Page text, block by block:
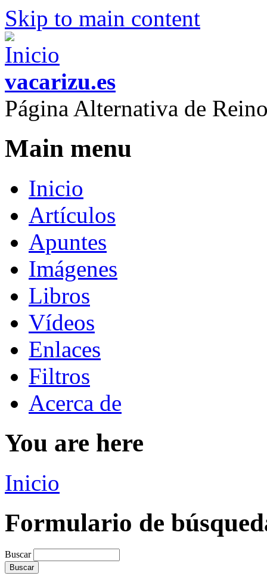
Skip to main content
vacarizu.es
Página Alternativa de
Main menu
Inicio
Artículos
Apuntes
Imágenes
Libros
Vídeos
Enlaces
Filtros
Acerca de
You are here
Inicio
Formulario de
Buscar